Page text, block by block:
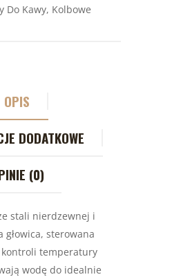
Do Kawy, Kolbowe
OPIS
DODATKOWE
(0)
stali nierdzewnej i
głowica, sterowana
kontroli temperatury
wodę do idealnie